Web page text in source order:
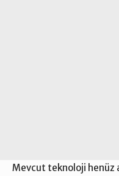
Mevcut teknoloji henüz